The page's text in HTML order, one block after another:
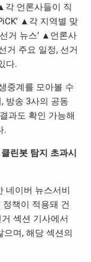
각 언론사들이 직
▲각 지역별 맞
거 뉴스’ ▲언론사
거 주요 일정, 선거
다.
중계를 모아볼 수
방송 3사의 공동
과도 확인 가능해
.
린봇 탐지 초과시
네이버 뉴스서비
책이 적용돼 건
섹션 기사에서
며, 해당 섹션의